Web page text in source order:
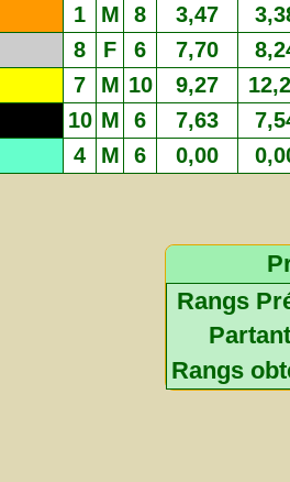
1 M 8 3,47
8 F 6 7,70
7 M 10 9,27
10 M 6 7,63
4 M 6 0,00
Rangs
Rangs